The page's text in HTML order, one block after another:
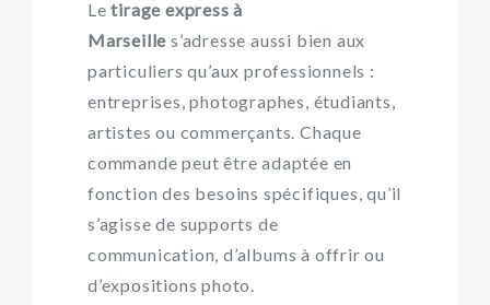
Letirage express à
Marseille s’adresse aussi bien aux
particuliers qu’aux professionnels :
entreprises, photographes, étudiants,
artistes ou commerçants. Chaque
commande peut être adaptée en
fonction des besoins spécifiques, qu’il
s’agisse de supports de
communication, d’albums à offrir ou
d’expositions photo.